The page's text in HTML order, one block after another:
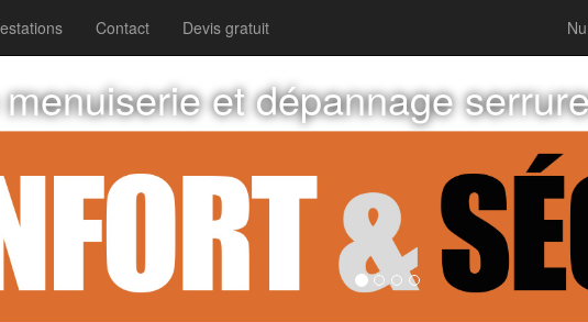
Contact Devis gratuit
et dépannage